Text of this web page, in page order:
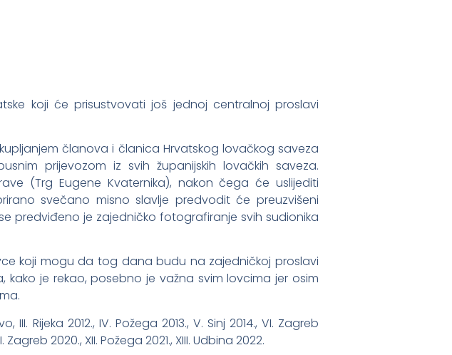
koji će prisustvovati još jednoj centralnoj proslavi
članova i članica Hrvatskog lovačkog saveza
prijevozom iz svih županijskih lovačkih saveza.
(Trg Eugene Kvaternika), nakon čega će uslijediti
svečano misno slavlje predvodit će preuzvišeni
predviđeno je zajedničko fotografiranje svih sudionika
koji mogu da tog dana budu na zajedničkoj proslavi
je rekao, posebno je važna svim lovcima jer osim
Rijeka 2012., IV. Požega 2013., V. Sinj 2014., VI. Zagreb
Zagreb 2020., XII. Požega 2021., XIII. Udbina 2022.